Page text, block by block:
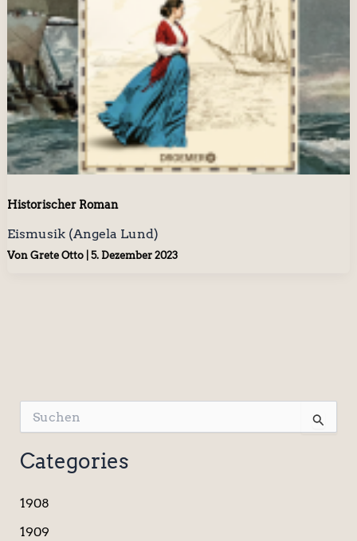
Historischer Roman
Eismusik (Angela Lund)
Von Grete Otto 5. Dezember 2023
u
c
h
n
a
Categories
1908
1909